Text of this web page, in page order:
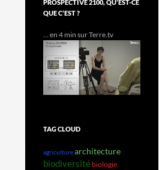
PROSPECTIVE 2100, QU’EST-CE
QUE C’EST ?
... en 4 min sur Terre.tv
TAG CLOUD
agriculturearchitecture
biodiversité biologie